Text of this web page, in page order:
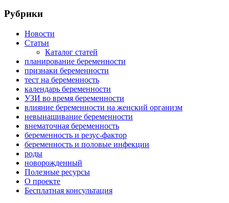
Рубрики
Новости
Статьи
Каталог статей
планирование беременности
признаки беременности
тест на беременность
календарь беременности
УЗИ во время беременности
влияние беременности на женский организм
невынашивание беременности
внематочная беременность
беременность и резус-фактор
беременность и половые инфекции
роды
новорожденный
Полезные ресурсы
О проекте
Бесплатная консультация